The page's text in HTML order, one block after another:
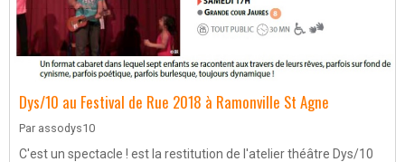
Dys/10 au Festival de Rue 2018 à Ramonville St Agne
Par assodys10
C'est un spectacle ! est la restitution de l'atelier théâtre Dys/10